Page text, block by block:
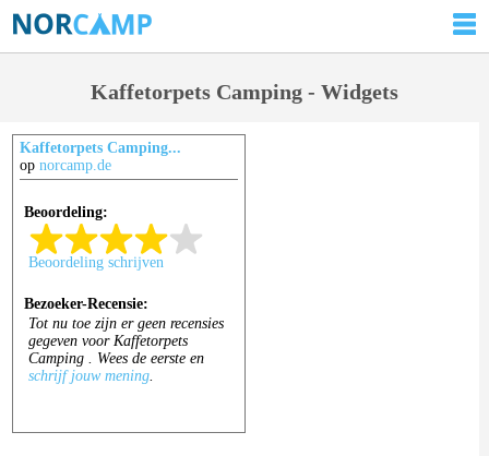
Kaffetorpets Camping - Widgets
Kaffetorpets Camping...
op norcamp.de